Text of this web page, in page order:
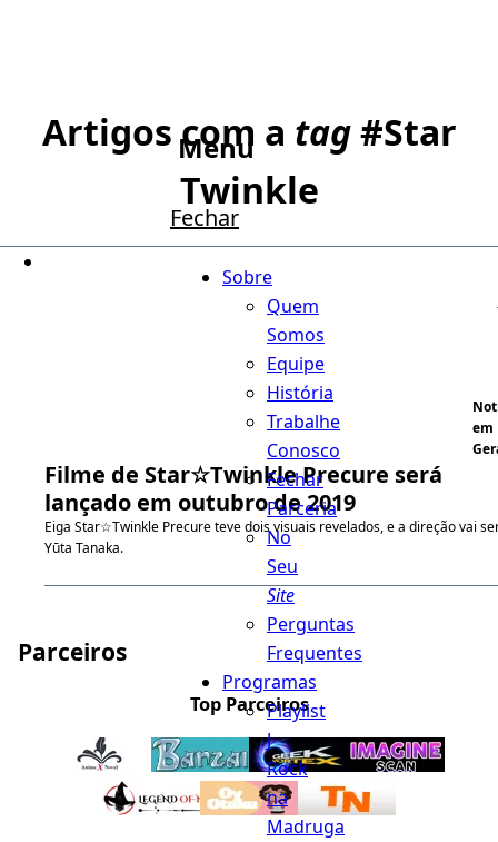
Menu
Fechar
Sobre
Quem
Somos
Equipe
História
Trabalhe
Conosco
Fechar
Parceria
No
Seu
Site
Perguntas
Frequentes
Programas
Playlist
J
Rock
na
Madruga
Artigos com a tag#Star
Twinkle
em
Filme de Star☆Twinkle Precure será
lançado em outubro de 2019
Eiga Star☆Twinkle Precure teve dois visuais revelados, e a direção vai
Yūta Tanaka.
Parceiros
Top Parceiros